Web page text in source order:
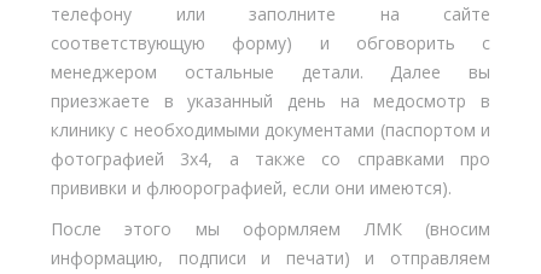
телефону или заполните на сайте
соответствующую форму) и обговорить с
менеджером остальные детали. Далее вы
приезжаете в указанный день на медосмотр в
клинику с необходимыми документами (паспортом и
фотографией 3х4, а также со справками про
прививки и флюорографией, если они имеются).
После этого мы оформляем ЛМК (вносим
информацию, подписи и печати) и отправляем